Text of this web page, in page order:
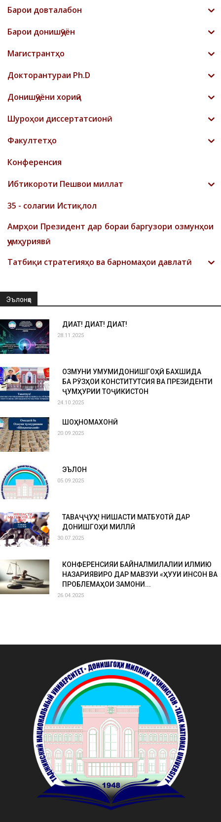
Барои довталабон
Барои донишҷӯён
Магистрантҳо
Докторантураи Ph.D
Донишҷӯёни хориҷӣ
Шyроҳои диссертатсионӣ
Факултетҳо
Конференсия
Ибтикороти Пешвои миллат
35 - солагии Истиқлол
Амрҳои Президент дар бораи баргузори озмунҳои
ҷумҳуриявӣ
Татбиқи стратегияҳо ва барномаҳои давлатӣ
Эълонҳо
ДИҚҚАТ! ДИҚҚАТ! ДИҚҚАТ!
28.11.2025
ОЗМУНИ УМУМИДОНИШГОҲӢ БАХШИДА
БА РӮЗҲОИ КОНСТИТУТСИЯ ВА ПРЕЗИДЕНТИ
ҶУМҲУРИИ ТОҶИКИСТОН
24.10.2025
ШОҲНОМАХОНӢ
20.09.2025
ЭЪЛОН
05.09.2025
ТАВАҶҶУҲ! НИШАСТИ МАТБУОТӢ ДАР
ДОНИШГОҲИ МИЛЛӢ
30.07.2025
КОНФЕРЕНСИЯИ БАЙНАЛМИЛАЛИИ ИЛМИЮ
НАЗАРИЯВИРО ДАР МАВЗУИ «ҲУҚУҚИ ИНСОН ВА
ПРОБЛЕМАҲОИ ЗАМОНИ...
26.04.2025